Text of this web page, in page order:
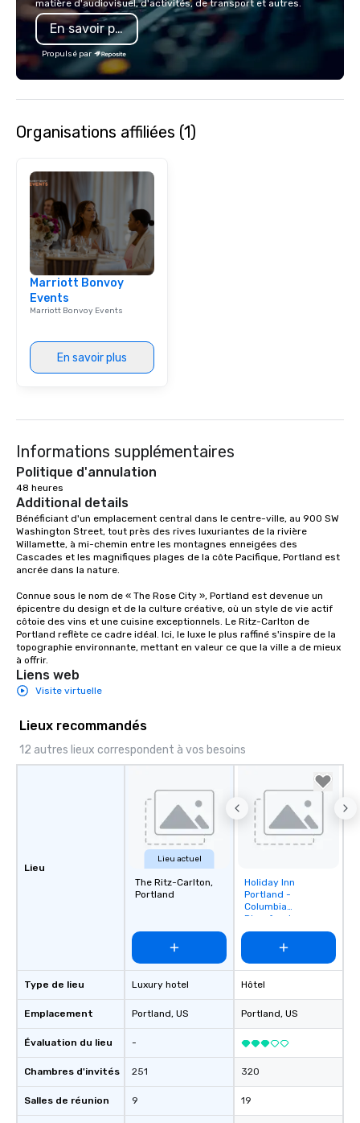
matière d'audiovisuel, d'activités, de transport et autres.
En savoir plus
Propulsé par
Organisations affiliées (1)
Marriott Bonvoy
Events
Marriott Bonvoy Events
En savoir plus
Informations supplémentaires
Politique d'annulation
48 heures
Additional details
Bénéficiant d'un emplacement central dans le centre-ville, au 900 SW
Washington Street, tout près des rives luxuriantes de la rivière
Willamette, à mi-chemin entre les montagnes enneigées des
Cascades et les magnifiques plages de la côte Pacifique, Portland est
ancrée dans la nature.
Connue sous le nom de « The Rose City », Portland est devenue un
épicentre du design et de la culture créative, où un style de vie actif
côtoie des vins et une cuisine exceptionnels. Le Ritz-Carlton de
Portland reflète ce cadre idéal. Ici, le luxe le plus raffiné s'inspire de la
topographie environnante, mettant en valeur ce que la ville a de mieux
à offrir.
Liens web
Visite virtuelle
Lieux recommandés
12 autres lieux correspondent à vos besoins
Lieu
Type de lieu
Emplacement
Évaluation du lieu
Chambres d'invités
Salles de réunion
Lieu actuel
The Ritz-Carlton,
Portland
Luxury hotel
Portland, US
-
251
9
Removed from
favorites
Holiday Inn
Portland -
Columbia
Riverfront
Hôtel
Portland, US
320
19